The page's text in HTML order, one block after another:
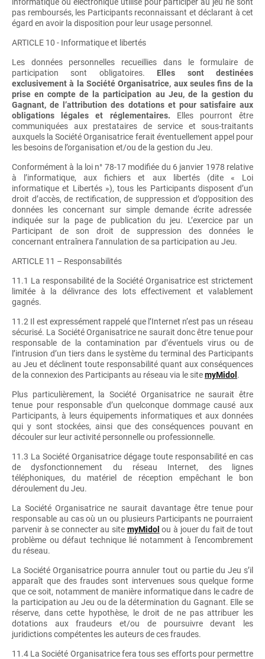
pas remboursés, les Participants reconnaissant et déclarant à cet
égard en avoir la disposition pour leur usage personnel.
ARTICLE 10 - Informatique et libertés
Les données personnelles recueillies dans le formulaire de
participation sont obligatoires. Elles sont destinées
exclusivement à la Société Organisatrice, aux seules fins de la
prise en compte de la participation au Jeu, de la gestion du
Gagnant, de l’attribution des dotations et pour satisfaire aux
obligations légales et réglementaires. Elles pourront être
communiquées aux prestataires de service et sous-traitants
auxquels la Société Organisatrice ferait éventuellement appel pour
les besoins de l’organisation et/ou de la gestion du Jeu.
Conformément à la loi n° 78-17 modifiée du 6 janvier 1978 relative
à l’informatique, aux fichiers et aux libertés (dite « Loi
informatique et Libertés »), tous les Participants disposent d’un
droit d’accès, de rectification, de suppression et d’opposition des
données les concernant sur simple demande écrite adressée
indiquée sur la page de publication du jeu. L’exercice par un
Participant de son droit de suppression des données le
concernant entraînera l’annulation de sa participation au Jeu.
ARTICLE 11 – Responsabilités
11.1 La responsabilité de la Société Organisatrice est strictement
limitée à la délivrance des lots effectivement et valablement
gagnés.
11.2 Il est expressément rappelé que l’Internet n’est pas un réseau
sécurisé. La Société Organisatrice ne saurait donc être tenue pour
responsable de la contamination par d’éventuels virus ou de
l’intrusion d’un tiers dans le système du terminal des Participants
au Jeu et déclinent toute responsabilité quant aux conséquences
de la connexion des Participants au réseau via le sitemyMidol .
Plus particulièrement, la Société Organisatrice ne saurait être
tenue pour responsable d’un quelconque dommage causé aux
Participants, à leurs équipements informatiques et aux données
qui y sont stockées, ainsi que des conséquences pouvant en
découler sur leur activité personnelle ou professionnelle.
11.3 La Société Organisatrice dégage toute responsabilité en cas
de dysfonctionnement du réseau Internet, des lignes
téléphoniques, du matériel de réception empêchant le bon
déroulement du Jeu.
La Société Organisatrice ne saurait davantage être tenue pour
responsable au cas où un ou plusieurs Participants ne pourraient
parvenir à se connecter au site myMidol ou à jouer du fait de tout
problème ou défaut technique lié notamment à l'encombrement
du réseau.
La Société Organisatrice pourra annuler tout ou partie du Jeu s’il
apparaît que des fraudes sont intervenues sous quelque forme
que ce soit, notamment de manière informatique dans le cadre de
la participation au Jeu ou de la détermination du Gagnant. Elle se
réserve, dans cette hypothèse, le droit de ne pas attribuer les
dotations aux fraudeurs et/ou de poursuivre devant les
juridictions compétentes les auteurs de ces fraudes.
11.4 La Société Organisatrice fera tous ses efforts pour permettre